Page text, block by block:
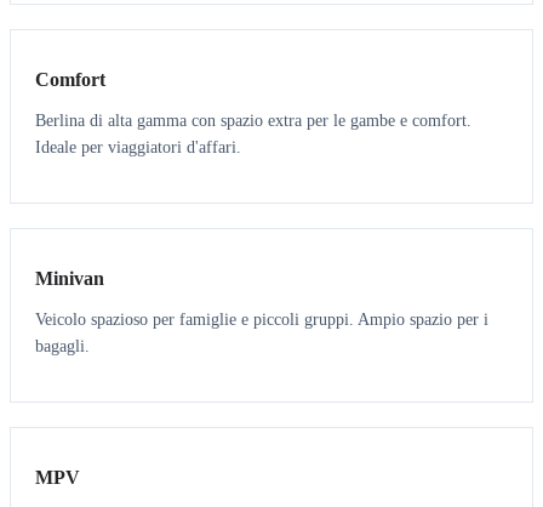
3 3
Comfort
Berlina di alta gamma con spazio extra per le gambe e comfort.
Ideale per viaggiatori d'affari.
6 5
Minivan
Veicolo spazioso per famiglie e piccoli gruppi. Ampio spazio per i
bagagli.
7 7
MPV